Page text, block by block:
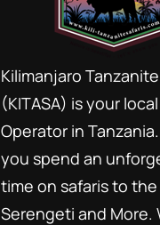
Kilimanjaro
(KITASA) is your
Operator in
you spend an
time on safaris to the
Serengeti and More.